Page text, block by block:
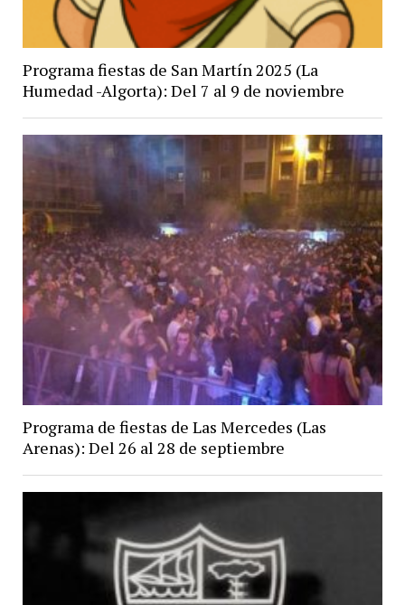
Programa fiestas de San Martín 2025 (La
Humedad -Algorta): Del 7 al 9 de noviembre
Programa de fiestas de Las Mercedes (Las
Arenas): Del 26 al 28 de septiembre